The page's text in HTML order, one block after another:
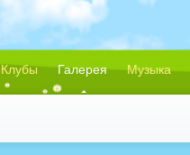
Клубы Галерея Музыка